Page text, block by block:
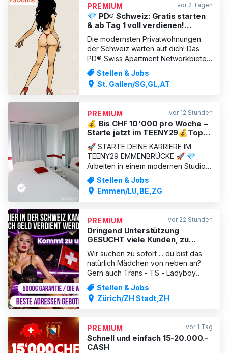
erwarten dich. Auch als
PREMIUM vor 2 Tagen
💎 PD® Schweiz: Gratis starten
& ab Tag 1 voll verdienen!
Premium-Apartments
Die modernsten Privatwohnungen
der Schweiz warten auf dich! Das
PD® Swiss Apartment Networkbietet
selbstbestimmten Frauen und
Transgender-Personen (18+) legale
Erotik-Jobmöglichkeiten in einer
suchen keine Topmodels, sondern
natürliche,
Stellen & Jobs
St. Gallen/SG,GL,AT
PREMIUM vor 12 Stunden
💰 Bis CHF 10'000 pro Woche –
Starte jetzt im TEENY29💰Top-
Verdienst in Luzern💰
🚀 STARTE DEINE KARRIERE IM
TEENY29 EMMENBRÜCKE 🚀 💎
Arbeiten in einem modernen Studio
mit Schweizer Management. 💎 Du
bist zwischen 18 und23 Jahre alt,
gepflegt, selbstbewusst und
genau richtig. Das TEENY29 in
Emmenbrücke bietet dir ein
Stellen & Jobs
Emmen/LU,BE,ZG
PREMIUM vor 22 Stunden
Dringend Unterstützung
GESUCHT viele Kunden, zu
wenig Damen
Wir suchen zu sofort ... du bist das
natürlich Mädchen von neben an?
Gern auch Trans - TS - Ladyboy
MILF - ältere Damen sehr gern
willkommen! Du möchtest wirklich gut
verdienen und suchst eine seriöse,
um die Werbung, stellen d
Stellen & Jobs
Zürich/ZH Stadt,ZH
PREMIUM vor 1 Tag
Schnell und einfach 15-20.000.-
CASH